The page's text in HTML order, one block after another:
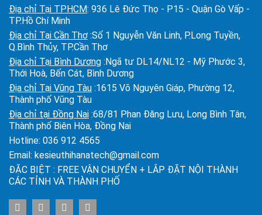
Địa chỉ Tại TPHCM: 936 Lê Đức Thọ - P15 - Quận Gò Vấp -
TP.Hồ Chí Minh
Địa chỉ Tại Cần Thơ :Số 1 Nguyễn Văn Linh, P.Long Tuyền,
Q.Bình Thủy, TP.Cần Thơ
Địa chỉ Tại Bình Dương :Ngã tư DL14/NL12 - Mỹ Phước 3,
Thới Hoà, Bến Cát, Bình Dương
Địa chỉ Tại Vũng Tàu :1615 Võ Nguyên Giáp, Phường 12,
Thành phố Vũng Tàu
Địa chỉ tại Đồng Nai :68/81 Phan Đăng Lưu, Long Bình Tân,
Thành phố Biên Hòa, Đồng Nai
Hotline: 036 912 4565
Email: kesieuthihanatech@gmail.com
ĐẶC BIỆT : FREE VẬN CHUYỂN + LẮP ĐẶT NỘI THÀNH
CÁC TỈNH VÀ THÀNH PHỐ